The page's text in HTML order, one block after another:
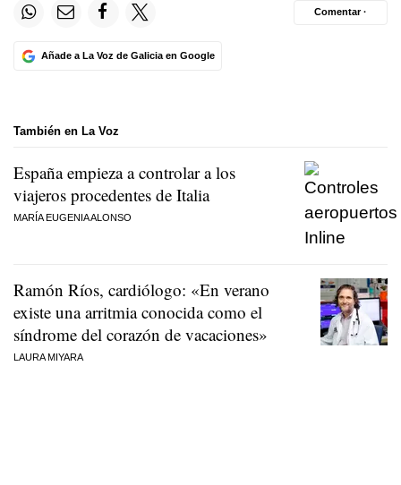
Añade a La Voz de Galicia en Google
Comentar ·
También en La Voz
España empieza a controlar a los
viajeros procedentes de Italia
MARÍA EUGENIA ALONSO
Ramón Ríos, cardiólogo: «En verano
existe una arritmia conocida como el
síndrome del corazón de vacaciones»
LAURA MIYARA